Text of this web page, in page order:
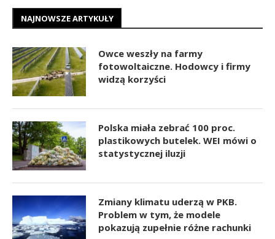
NAJNOWSZE ARTYKUŁY
Owce weszły na farmy
fotowoltaiczne. Hodowcy i firmy
widzą korzyści
Polska miała zebrać 100 proc.
plastikowych butelek. WEI mówi o
statystycznej iluzji
Zmiany klimatu uderzą w PKB.
Problem w tym, że modele
pokazują zupełnie różne rachunki